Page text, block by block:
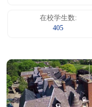
在校学生数:
405